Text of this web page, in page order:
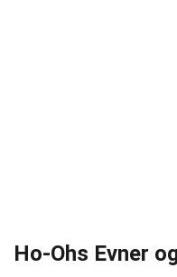
Ho-Ohs Evner